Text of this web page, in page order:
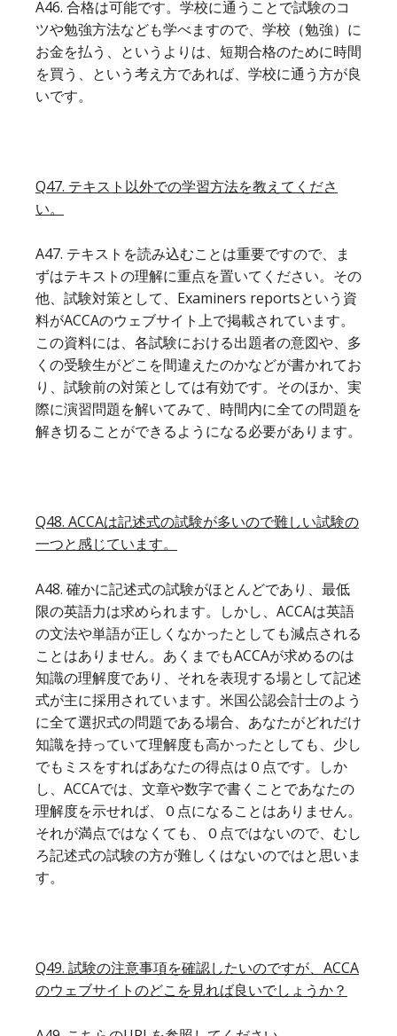
A46. 合格は可能です。学校に通うことで試験のコ
ツや勉強方法なども学べますので、学校（勉強）に
お金を払う、というよりは、短期合格のために時間
を買う、という考え方であれば、学校に通う方が良
いです。
Q47. テキスト以外での学習方法を教えてくださ
い。
A47. テキストを読み込むことは重要ですので、ま
ずはテキストの理解に重点を置いてください。その
他、試験対策として、Examiners reportsという資
料がACCAのウェブサイト上で掲載されています。
この資料には、各試験における出題者の意図や、多
くの受験生がどこを間違えたのかなどが書かれてお
り、試験前の対策としては有効です。そのほか、実
際に演習問題を解いてみて、時間内に全ての問題を
解き切ることができるようになる必要があります。
Q48. ACCAは記述式の試験が多いので難しい試験の
一つと感じています。
A48. 確かに記述式の試験がほとんどであり、最低
限の英語力は求められます。しかし、ACCAは英語
の文法や単語が正しくなかったとしても減点される
ことはありません。あくまでもACCAが求めるのは
知識の理解度であり、それを表現する場として記述
式が主に採用されています。米国公認会計士のよう
に全て選択式の問題である場合、あなたがどれだけ
知識を持っていて理解度も高かったとしても、少し
でもミスをすればあなたの得点は０点です。しか
し、ACCAでは、文章や数字で書くことであなたの
理解度を示せれば、０点になることはありません。
それが満点ではなくても、０点ではないので、むし
ろ記述式の試験の方が難しくはないのではと思いま
す。
Q49. 試験の注意事項を確認したいのですが、ACCA
のウェブサイトのどこを見れば良いでしょうか？